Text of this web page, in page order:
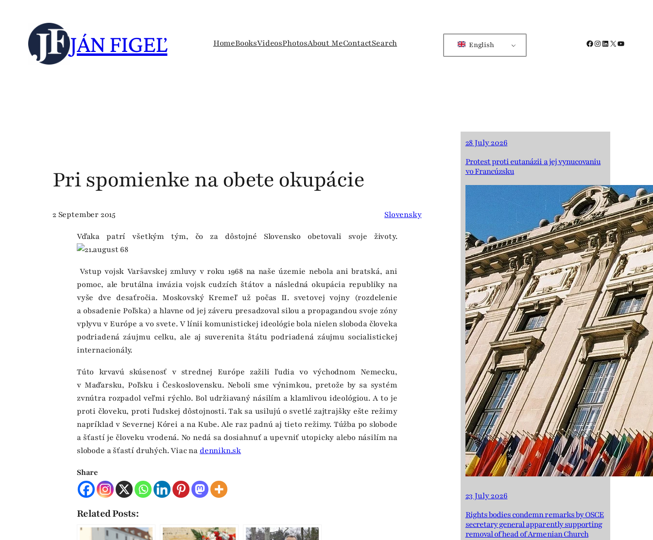
content
JÁN FIGEĽ HomeBooksVideosPhotosAbout MeContactSearch English Facebook
Instagram
LinkedIn
X YouTube
Pri spomienke na obete okupácie
2 September 2015 Slovensky
Vďaka patrí všetkým tým, čo za dôstojné Slovensko obetovali svoje životy.
Vstup vojsk Varšavskej zmluvy v roku 1968 na naše územie nebola ani bratská, ani
pomoc, ale brutálna invázia vojsk cudzích štátov a následná okupácia republiky na
vyše dve desaťročia. Moskovský Kremeľ už počas II. svetovej vojny (rozdelenie
a obsadenie Poľska) a hlavne od jej záveru presadzoval silou a propagandou svoje zóny
vplyvu v Európe a vo svete. V línii komunistickej ideológie bola nielen sloboda človeka
podriadená záujmu celku, ale aj suverenita štátu podriadená záujmu socialistickej
internacionály.
Túto krvavú skúsenosť v strednej Európe zažili ľudia vo východnom Nemecku,
v Maďarsku, Poľsku i Československu. Neboli sme výnimkou, pretože by sa systém
zvnútra rozpadol veľmi rýchlo. Bol udržiavaný násilím a klamlivou ideológiou. A to je
proti človeku, proti ľudskej dôstojnosti. Tak sa usilujú o svetlé zajtrajšky ešte režimy
napríklad v Severnej Kórei a na Kube. Ale raz padnú aj tieto režimy. Túžba po slobode
a šťastí je človeku vrodená. No nedá sa dosiahnuť a upevniť utopicky alebo násilím na
slobode a šťastí druhých. Viac na dennikn.sk
Share
Related Posts:
28 July 2026
Protest proti eutanázii a jej vynucovaniu
vo Francúzsku
23 July 2026
Rights bodies condemn remarks by OSCE
secretary general apparently supporting
removal of head of Armenian Church